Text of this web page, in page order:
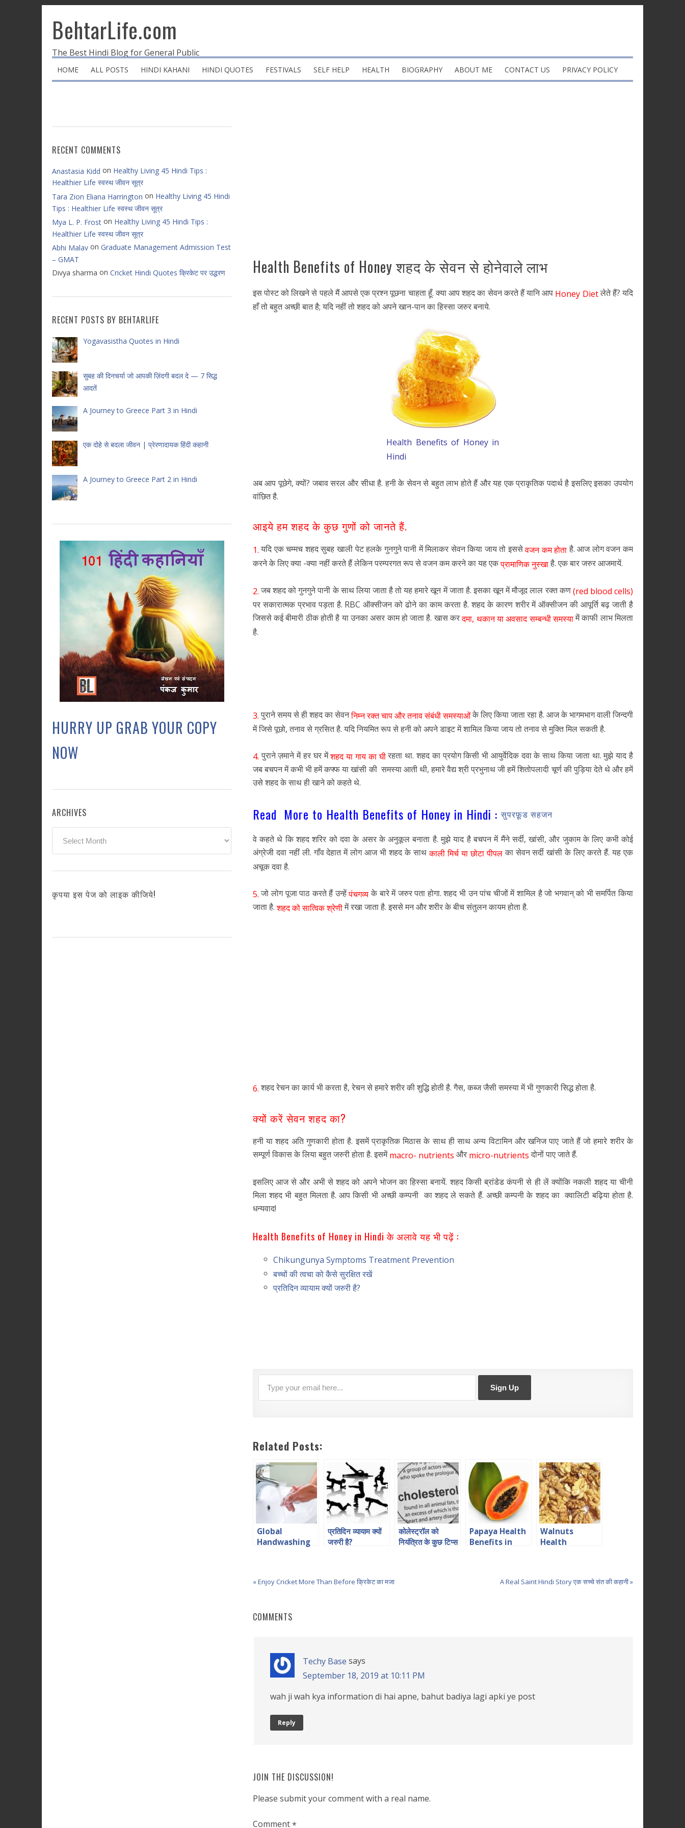
BehtarLife.com
The Best Hindi Blog for General Public
HOME ALL POSTS HINDI KAHANI HINDI QUOTES FESTIVALS SELF HELP HEALTH BIOGRAPHY ABOUT ME CONTACT US PRIVACY POLICY
Health Benefits of Honey शहद के सेवन से होनेवाले लाभ
इस पोस्ट को लिखने से पहले मैं आपसे एक प्रश्न पूछना चाहता हूँ. क्या आप शहद का सेवन करते हैं यानि आप Honey Dietलेते हैं? यदि
हाँ तो बहुत अच्छी बात है; यदि नहीं तो शहद को अपने खान-पान का हिस्सा जरुर बनाये.
Health Benefits of Honey in
Hindi
अब आप पूछेगे, क्यों? जबाव सरल और सीधा है. हनी के सेवन से बहुत लाभ होते हैं और यह एक प्राकृतिक पदार्थ है इसलिए इसका उपयोग
वांछित है.
आइये हम शहद के कुछ गुणों को जानते हैं.
1.यदि एक चम्मच शहद सुबह खाली पेट हलके गुनगुने पानी में मिलाकर सेवन किया जाय तो इससेवजन कम होताहै. आज लोग वजन कम
करने के लिए क्या -क्या नहीं करते हैं लेकिन परम्परगत रूप से वजन कम करने का यह एकप्रामाणिक नुस्खाहै. एक बार जरुर आजमायें.
2.जब शहद को गुनगुने पानी के साथ लिया जाता है तो यह हमारे खून में जाता है. इसका खून में मौजूद लाल रक्त कण(red blood cells)
पर सकारात्मक प्रभाव पड़ता है. RBC ऑक्सीजन को ढोने का काम करता है. शहद के कारण शरीर में ऑक्सीजन की आपूर्ति बढ़ जाती है
जिससे कई बीमारी ठीक होती है या उनका असर काम हो जाता है. खास करदमा, थकान या अवसाद सम्बन्धी समस्यामें काफी लाभ मिलता
है.
3.पुराने समय से ही शहद का सेवननिम्न रक्त चाप और तनाव संबंधी समस्याओंके लिए किया जाता रहा है. आज के भागमभाग वाली जिन्दगी
में जिसे पूछो, तनाव से ग्रसित है. यदि नियमित रूप से हनी को अपने डाइट में शामिल किया जाय तो तनाव से मुक्ति मिल सकती है.
4. पुराने ज़माने में हर घर मेंशहद या गाय का घीरहता था. शहद का प्रयोग किसी भी आयुर्वेदिक दवा के साथ किया जाता था. मुझे याद है
जब बचपन में कभी भी हमें कफ्फ या खांसी की समस्या आती थी, हमारे वैद्य श्री प्रभुनाथ जी हमें शितोपलादी चूर्ण की पुड़िया देते थे और हमें
उसे शहद के साथ ही खाने को कहते थे.
Read More to Health Benefits of Honey in Hindi :सुपरफ़ूड सहजन
वे कहते थे कि शहद शरिर को दवा के असर के अनुकूल बनाता है. मुझे याद है बचपन में मैंने सर्दी, खांसी, और जुकाम के लिए कभी कोई
अंग्रेजी दवा नहीं ली. गाँव देहात में लोग आज भी शहद के साथकाली मिर्च या छोटा पीपलका सेवन सर्दी खांसी के लिए करते हैं. यह एक
अचूक दवा है.
5.जो लोग पूजा पाठ करते हैं उन्हेंपंचगव्यके बारे में जरुर पता होगा. शहद भी उन पांच चीजों में शामिल है जो भगवान् को भी समर्पित किया
जाता है.शहद को सात्विक श्रेणीमें रखा जाता है. इससे मन और शरीर के बीच संतुलन कायम होता है.
6.शहद रेचन का कार्य भी करता है, रेचन से हमारे शरीर की शुद्धि होती है. गैस, कब्ज जैसी समस्या में भी गुणकारी सिद्ध होता है.
क्यों करें सेवन शहद का?
हनी या शहद अति गुणकारी होता है. इसमें प्राकृतिक मिठास के साथ ही साथ अन्य विटामिन और खनिज पाए जाते हैं जो हमारे शरीर के
सम्पूर्ण विकास के लिया बहुत जरुरी होता है. इसमेंmacro- nutrients और micro-nutrientsदोनों पाए जाते हैं.
इसलिए आज से और अभी से शहद को अपने भोजन का हिस्सा बनायें. शहद किसी ब्रांडेड कंपनी से ही लें क्योंकि नकली शहद या चीनी
मिला शहद भी बहुत मिलता है. आप किसी भी अच्छी कम्पनी का शहद ले सकते हैं. अच्छी कम्पनी के शहद का क्वालिटी बढ़िया होता है.
धन्यवाद!
Health Benefits of Honey in Hindi के अलावे यह भी पढ़ें :
Chikungunya Symptoms Treatment Prevention
बच्चों की त्वचा को कैसे सुरक्षित रखें
प्रतिदिन व्यायाम क्यों जरुरी है?
Related Posts:
Global
Handwashing
प्रतिदिन व्यायाम क्यों
जरुरी है?
कोलेस्ट्रॉल को
नियंत्रित के कुछ टिप्स
Papaya Health
Benefits in
Walnuts
Health
« Enjoy Cricket More Than Before क्रिकेट का मजा A Real Saint Hindi Story एक सच्चे संत की कहानी »
COMMENTS
Techy Base says
September 18, 2019 at 10:11 PM
wah ji wah kya information di hai apne, bahut badiya lagi apki ye post
Reply
JOIN THE DISCUSSION!
Please submit your comment with a real name.
Comment*
RECENT COMMENTS
Anastasia Kidd on Healthy Living 45 Hindi Tips :
Healthier Life स्वस्थ जीवन सूत्र
Tara Zion Eliana Harrington on Healthy Living 45 Hindi
Tips : Healthier Life स्वस्थ जीवन सूत्र
Mya L. P. Frost on Healthy Living 45 Hindi Tips :
Healthier Life स्वस्थ जीवन सूत्र
Abhi Malav on Graduate Management Admission Test
– GMAT
Divya sharma on Cricket Hindi Quotes क्रिकेट पर उद्धरण
RECENT POSTS BY BEHTARLIFE
Yogavasistha Quotes in Hindi
सुबह की दिनचर्या जो आपकी ज़िंदगी बदल दे — 7 सिद्ध
आदतें
A Journey to Greece Part 3 in Hindi
एक दोहे से बदला जीवन | प्रेरणादायक हिंदी कहानी
A Journey to Greece Part 2 in Hindi
HURRY UP GRAB YOUR COPY
NOW
ARCHIVES
कृपया इस पेज को लाइक कीजिये!